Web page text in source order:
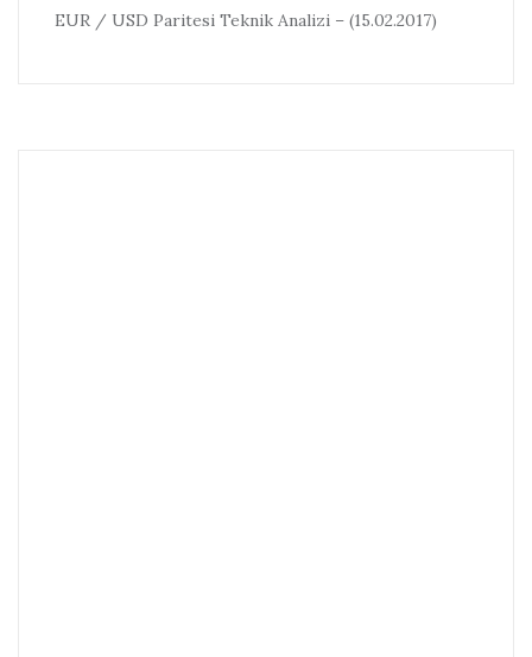
EUR / USD Paritesi Teknik Analizi – (15.02.2017)